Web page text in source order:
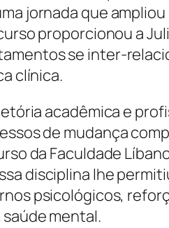
jornada que
proporcionou a
se inter-
clínica.
acadêmica e
de mudança
da Faculdade
disciplina lhe
psicológicos,
mental.